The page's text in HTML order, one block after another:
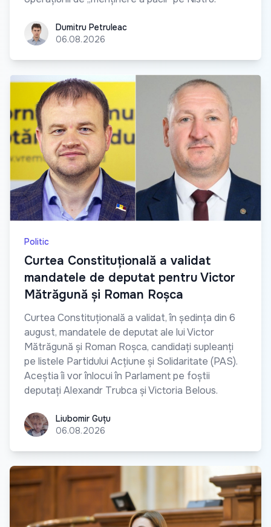
Dumitru Petruleac
Dumitru Petruleac
06.08.2026
Politic
Curtea Constituțională a validat
mandatele de deputat pentru Victor
Mătrăgună și Roman Roșca
Curtea Constituțională a validat, în ședința din 6
august, mandatele de deputat ale lui Victor
Mătrăgună și Roman Roșca, candidați supleanți
pe listele Partidului Acțiune și Solidaritate (PAS).
Aceștia îi vor înlocui în Parlament pe foștii
deputați Alexandr Trubca și Victoria Belous.
Liubomir Guțu
Liubomir Guțu
06.08.2026